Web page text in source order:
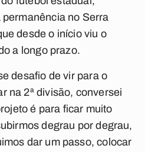
no Serra
desde o início viu o
a longo prazo.
desafio de vir para o
na 2ª divisão, conversei
é para ficar muito
degrau por degrau,
dar um passo, colocar